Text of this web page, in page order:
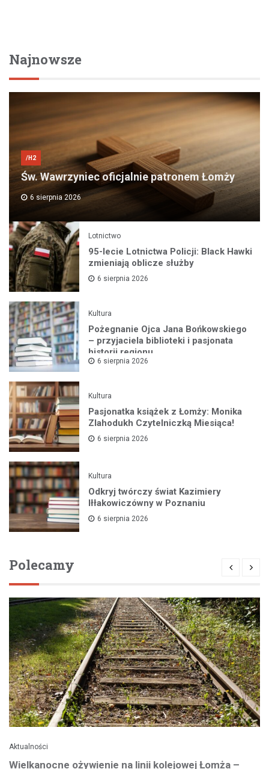
Najnowsze
/H2
Św. Wawrzyniec oficjalnie patronem Łomży
6 sierpnia 2026
Lotnictwo
95-lecie Lotnictwa Policji: Black Hawki
zmieniają oblicze służby
6 sierpnia 2026
Kultura
Pożegnanie Ojca Jana Bońkowskiego
– przyjaciela biblioteki i pasjonata
historii regionu
6 sierpnia 2026
Kultura
Pasjonatka książek z Łomży: Monika
Zlahodukh Czytelniczką Miesiąca!
6 sierpnia 2026
Kultura
Odkryj twórczy świat Kazimiery
Iłłakowiczówny w Poznaniu
6 sierpnia 2026
Polecamy
Aktualności
Wielkanocne ożywienie na linii kolejowej Łomża –